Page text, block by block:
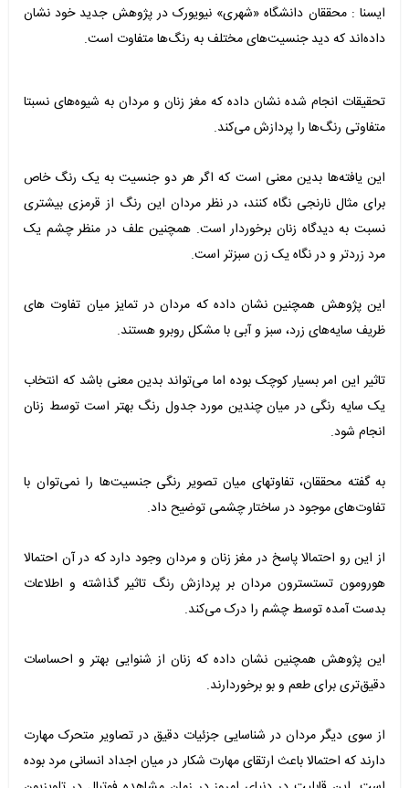
ایسنا : محققان دانشگاه «شهری» نیویورک در پژوهش جدید خود نشان
داده‌اند که دید جنسیت‌های مختلف به رنگ‌ها متفاوت است.
تحقیقات انجام شده نشان داده که مغز زنان و مردان به شیوه‌های نسبتا
متفاوتی رنگ‌ها را پردازش می‌کند.
این یافته‌ها بدین معنی است که اگر هر دو جنسیت به یک رنگ خاص
برای مثال نارنجی نگاه کنند، در نظر مردان این رنگ از قرمزی بیشتری
نسبت به دیدگاه زنان برخوردار است. همچنین علف در منظر چشم یک
مرد زردتر و در نگاه یک زن سبزتر است.
این پژوهش همچنین نشان داده که مردان در تمایز میان تفاوت های
ظریف سایه‌های زرد، سبز و آبی با مشکل روبرو هستند.
تاثیر این امر بسیار کوچک بوده اما می‌تواند بدین معنی باشد که انتخاب
یک سایه رنگی در میان چندین مورد جدول رنگ بهتر است توسط زنان
انجام شود.
به گفته محققان، تفاوتهای میان تصویر رنگی جنسیت‌ها را نمی‌توان با
تفاوت‌های موجود در ساختار چشمی توضیح داد.
از این رو احتمالا پاسخ در مغز زنان و مردان وجود دارد که در آن احتمالا
هورومون تستسترون مردان بر پردازش رنگ تاثیر گذاشته و اطلاعات
بدست آمده توسط چشم را درک می‌کند.
این پژوهش همچنین نشان داده که زنان از شنوایی بهتر و احساسات
دقیق‌تری برای طعم و بو برخوردارند.
از سوی دیگر مردان در شناسایی جزئیات دقیق در تصاویر متحرک مهارت
دارند که احتمالا باعث ارتقای مهارت شکار در میان اجداد انسانی مرد بوده